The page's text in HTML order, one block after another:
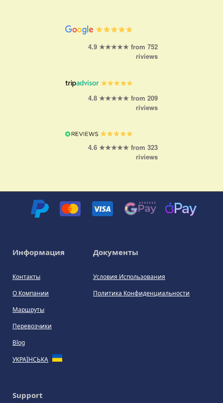
4.9 ★★★★★ from 752
riviews
4.8 ★★★★★ from 209
riviews
4.6 ★★★★★ from 323
riviews
Информация
Контакты
О Компании
Маршруты
Перевозчики
Blog
УКРАЇНСЬКА
Документы
Условия Использования
Политика Конфиденциальности
Support